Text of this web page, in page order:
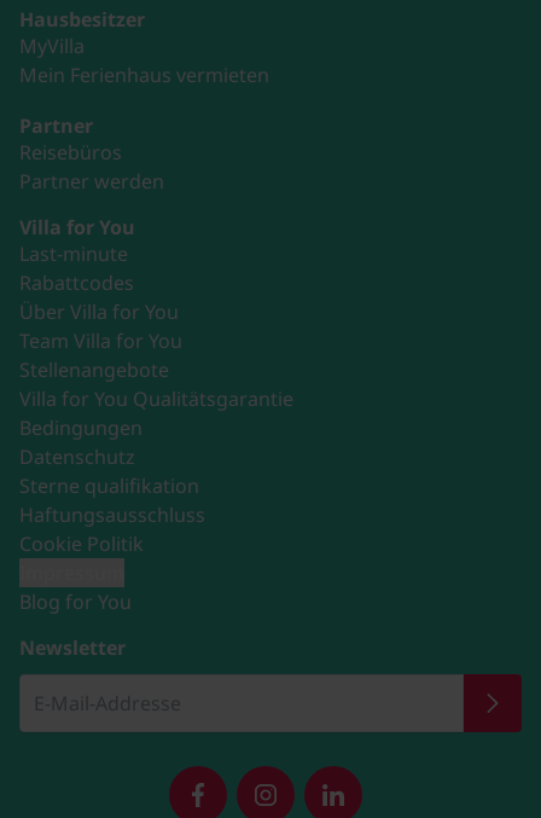
Hausbesitzer
MyVilla
Mein Ferienhaus vermieten
Partner
Reisebüros
Partner werden
Villa for You
Last-minute
Rabattcodes
Über Villa for You
Team Villa for You
Stellenangebote
Villa for You Qualitätsgarantie
Bedingungen
Datenschutz
Sterne qualifikation
Haftungsausschluss
Cookie Politik
Blog for You
Newsletter